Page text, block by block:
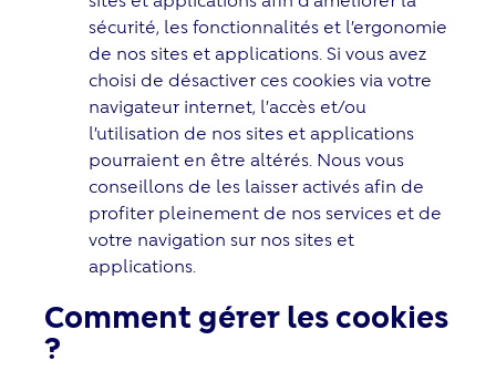
sécurité, les fonctionnalités et l’ergonomie
de nos sites et applications. Si vous avez
choisi de désactiver ces cookies via votre
navigateur internet, l’accès et/ou
l’utilisation de nos sites et applications
pourraient en être altérés. Nous vous
conseillons de les laisser activés afin de
profiter pleinement de nos services et de
votre navigation sur nos sites et
applications.
Comment gérer les cookies
?